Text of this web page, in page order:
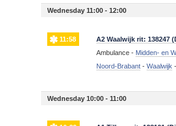
Wednesday 11:00 - 12:00
11:58
A2 Waalwijk rit: 138247
Ambulance - Midden- en
Noord-Brabant -Waalwijk
Wednesday 10:00 - 11:00